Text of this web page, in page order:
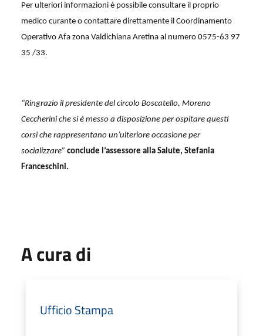
Per ulteriori informazioni è possibile consultare il proprio
medico curante o contattare direttamente il Coordinamento
Operativo Afa zona Valdichiana Aretina al numero 0575-63 97
35 /33.
“Ringrazio il presidente del circolo Boscatello, Moreno
Ceccherini che si è messo a disposizione per ospitare questi
corsi che rappresentano un’ulteriore occasione per
socializzare” conclude l’assessore alla Salute, Stefania
Franceschini.
A cura di
Ufficio Stampa